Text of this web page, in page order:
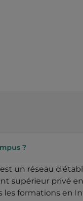
?
un réseau
supérieur privé en
les formations en